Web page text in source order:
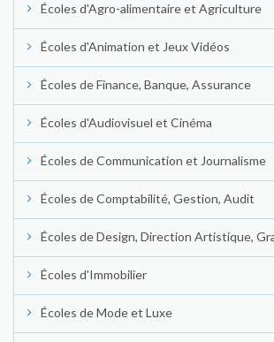
Écoles d'Agro-alimentaire et Agriculture
Écoles d'Animation et Jeux Vidéos
Écoles de Finance, Banque, Assurance
Écoles d'Audiovisuel et Cinéma
Écoles de Communication et Journalisme
Écoles de Comptabilité, Gestion, Audit
Écoles de Design, Direction Artistique,
Écoles d'Immobilier
Écoles de Mode et Luxe